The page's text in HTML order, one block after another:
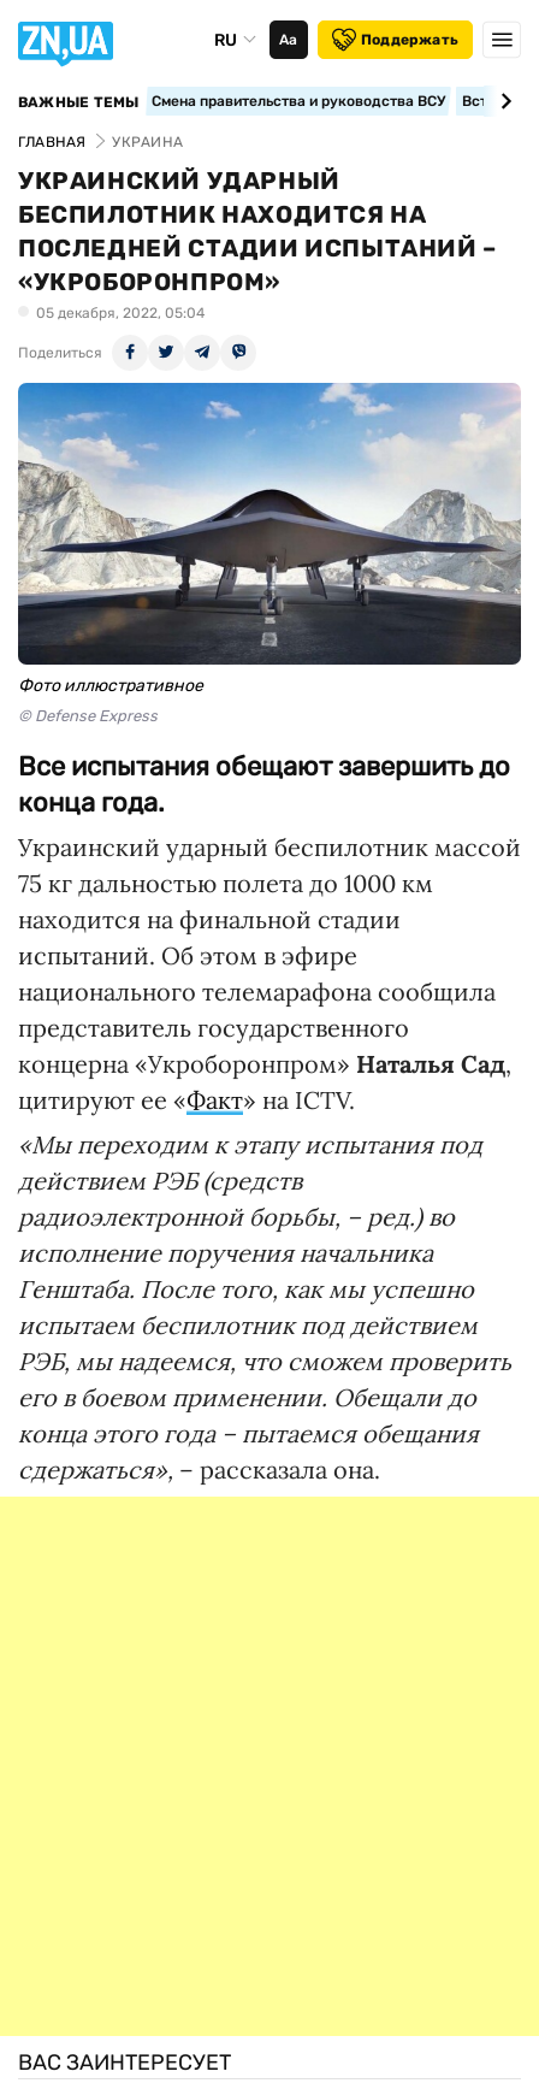
RU Аа Поддержать
ВАЖНЫЕ ТЕМЫ Смена правительства и руководства ВСУ
ГЛАВНАЯ УКРАИНА
УКРАИНСКИЙ УДАРНЫЙ
БЕСПИЛОТНИК НАХОДИТСЯ НА
ПОСЛЕДНЕЙ СТАДИИ ИСПЫТАНИЙ –
«УКРОБОРОНПРОМ»
05 декабря, 2022, 05:04
Поделиться
Фото иллюстративное
© Defense Express
Все испытания обещают завершить до
конца года.
Украинский ударный беспилотник массой
75 кг дальностью полета до 1000 км
находится на финальной стадии
испытаний. Об этом в эфире
национального телемарафона сообщила
представитель государственного
концерна «Укроборонпром» Наталья Сад,
цитируют ее «Факт» на ICTV.
«Мы переходим к этапу испытания под
действием РЭБ (средств
радиоэлектронной борьбы, – ред.) во
исполнение поручения начальника
Генштаба. После того, как мы успешно
испытаем беспилотник под действием
РЭБ, мы надеемся, что сможем проверить
его в боевом применении. Обещали до
конца этого года – пытаемся обещания
сдержаться», – рассказала она.
ВАС ЗАИНТЕРЕСУЕТ